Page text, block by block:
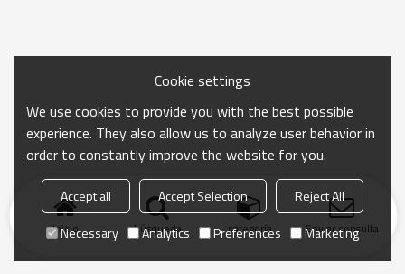
Inicio búsqueda categoría Enviar consulta
Cookie settings
We use cookies to provide you with the best possible
experience. They also allow us to analyze user behavior in
order to constantly improve the website for you.
Accept all Accept Selection
Reject All
Necessary
Analytics Preferences Marketing